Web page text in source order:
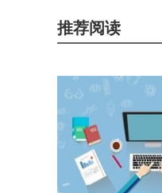
推荐阅读